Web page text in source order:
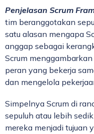
Penjelasan Scrum
tim beranggotakan
satu alasan mengapa
anggap sebagai
Scrum
peran yang bekerja
dan mengelola
Simpelnya Scrum di
sepuluh atau lebih
mereka menjadi tujuan